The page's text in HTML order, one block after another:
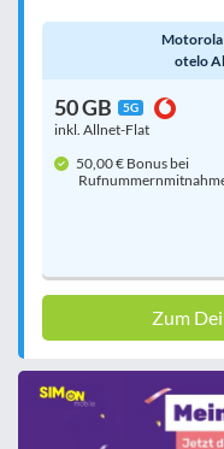
Motorola
otelo
50 GB 5G
inkl. Allnet-Flat
50,00 € Bonus bei
Zum